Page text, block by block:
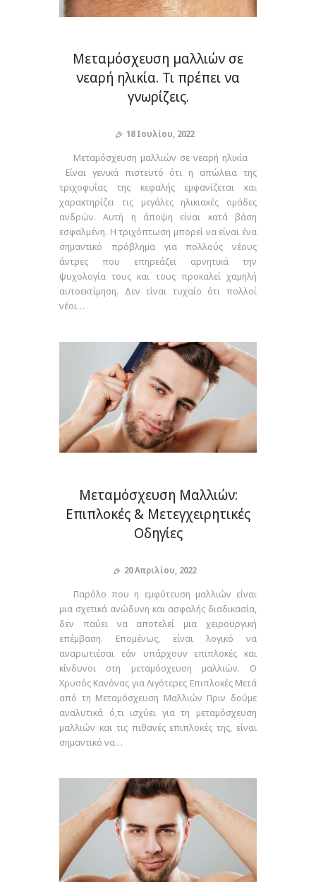
Μεταμόσχευση μαλλιών σε
νεαρή ηλικία. Τι πρέπει να
γνωρίζεις.
18 Ιουλίου, 2022
Μεταμόσχευση μαλλιών σε νεαρή ηλικία
Είναι γενικά πιστευτό ότι η απώλεια της
τριχοφυΐας της κεφαλής εμφανίζεται και
χαρακτηρίζει τις μεγάλες ηλικιακές ομάδες
ανδρών. Αυτή η άποψη είναι κατά βάση
εσφαλμένη. Η τριχόπτωση μπορεί να είναι ένα
σημαντικό πρόβλημα για πολλούς νέους
άντρες που επηρεάζει αρνητικά την
ψυχολογία τους και τους προκαλεί χαμηλή
αυτοεκτίμηση. Δεν είναι τυχαίο ότι πολλοί
νέοι…
Μεταμόσχευση Μαλλιών:
Επιπλοκές & Μετεγχειρητικές
Οδηγίες
20 Απριλίου, 2022
Παρόλο που η εμφύτευση μαλλιών είναι
μια σχετικά ανώδυνη και ασφαλής διαδικασία,
δεν παύει να αποτελεί μια χειρουργική
επέμβαση. Επομένως, είναι λογικό να
αναρωτιέσαι εάν υπάρχουν επιπλοκές και
κίνδυνοι στη μεταμόσχευση μαλλιών. Ο
Χρυσός Κανόνας για Λιγότερες Επιπλοκές Μετά
από τη Μεταμόσχευση Μαλλιών Πριν δούμε
αναλυτικά ό,τι ισχύει για τη μεταμόσχευση
μαλλιών και τις πιθανές επιπλοκές της, είναι
σημαντικό να…